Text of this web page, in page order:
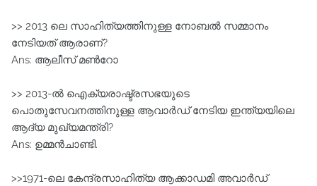
>> 2013 ലെ സാഹിത്യത്തിനുള്ള നോബൽ സമ്മാനം
നേടിയത് ആരാണ്?
Ans: ആലീസ് മൺറോ
>> 2013-ല്‍ ഐക്യരാഷ്ട്രസഭയുടെ
പൊതുസേവനത്തിനുള്ള ആവാര്‍ഡ് നേടിയ ഇന്ത്യയിലെ
ആദ്യ മുഖ്യമന്ത്രി?
Ans: ഉമ്മന്‍ചാണ്ടി.
>>1971-ലെ കേന്ദ്രസാഹിത്യ ആക്കാഡമി അവാര്‍ഡ്